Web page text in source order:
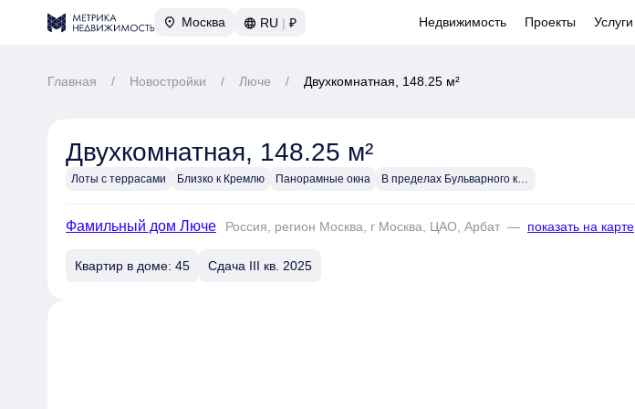
Москва RU | ₽ Недвижимость Проекты Услуги
Главная / Новостройки / Люче / Двухкомнатная, 148.25 м²
Двухкомнатная, 148.25 м²
Лоты с террасами Близко к Кремлю Панорамные окна В пределах Бульварного кольца
Фамильный дом Люче Россия, регион Москва, г Москва, ЦАО, Арбат — показать на карте
Квартир в доме: 45 Сдача III кв. 2025